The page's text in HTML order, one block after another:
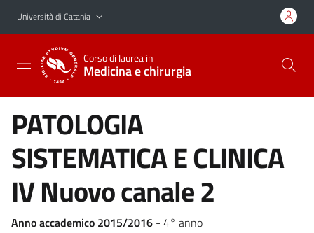
Vai al contenuto principale
Vai al menu di navigazione
Università di Catania
Corso di laurea in
Medicina e chirurgia
PATOLOGIA
SISTEMATICA E CLINICA
IV Nuovo canale 2
Anno accademico 2015/2016 - 4° anno